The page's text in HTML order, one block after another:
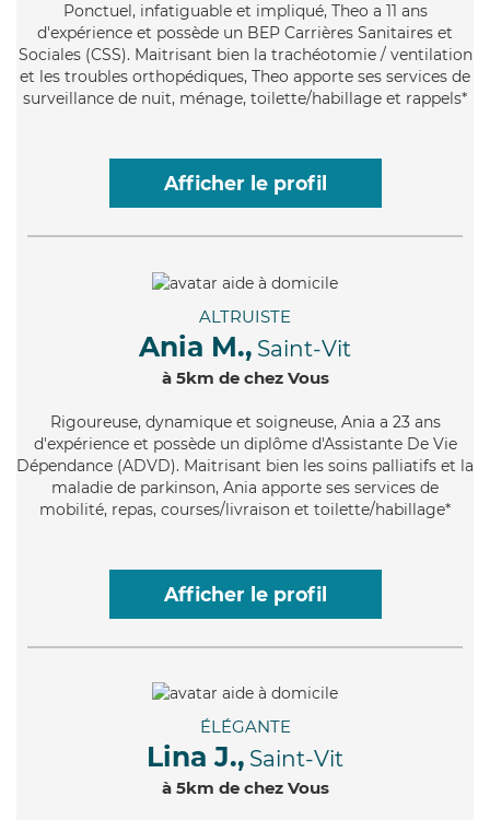
Ponctuel , infatiguable et impliqué, Theo a 11 ans
d'expérience et possède un BEP Carrières Sanitaires et
Sociales (CSS). Maitrisant bien la trachéotomie / ventilation
et les troubles orthopédiques, Theo apporte ses services de
surveillance de nuit, ménage, toilette/habillage et rappels*
Afficher le profil
ALTRUISTE
Ania M., Saint-Vit
à 5km de chez Vous
Rigoureuse, dynamique et soigneuse, Ania a 23 ans
d'expérience et possède un diplôme d'Assistante De Vie
Dépendance (ADVD). Maitrisant bien les soins palliatifs et la
maladie de parkinson, Ania apporte ses services de
mobilité, repas, courses/livraison et toilette/habillage*
Afficher le profil
ÉLÉGANTE
Lina J., Saint-Vit
à 5km de chez Vous